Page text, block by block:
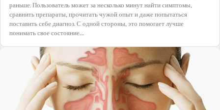
раньше. Пользователь может за несколько минут найти симптомы,
сравнить препараты, прочитать чужой опыт и даже попытаться
поставить себе диагноз. С одной стороны, это помогает лучше
понимать свое состояние.…